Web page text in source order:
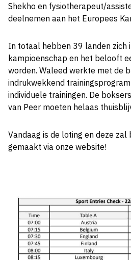
Shekho en fysiotherapeut/
deelnemen aan het Europees
In totaal hebben 39 landen zich
kampioenschap en het belooft
worden. Waleed werkte met de
indrukwekkend
individuele trainingen. De
van Peer moeten helaas
Vandaag is de loting en deze zal
gemaakt via onze website!